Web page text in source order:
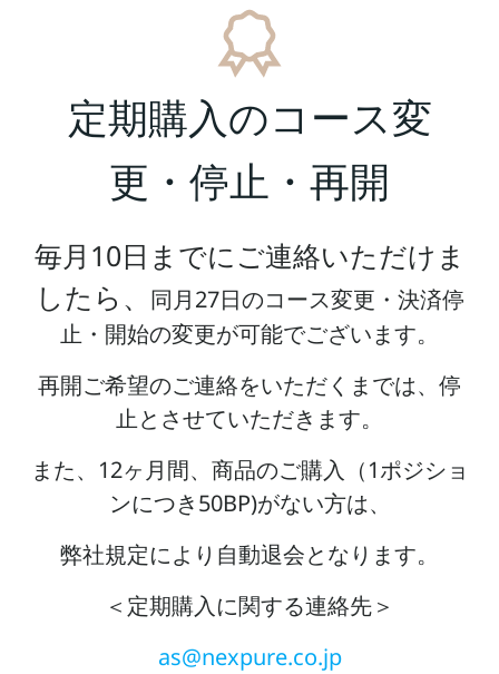
定期購入のコース変
更・停止・再開
毎月10日までにご連絡いただけま
したら、
同月27日のコース変更・決済停
止・開始の変更が可能でございます。
再開ご希望のご連絡をいただくまでは、停
止とさせていただきます。
また、12ヶ月間、商品のご購入（1ポジショ
ンにつき50BP)がない方は、
弊社規定により自動退会となります。
＜定期購入に関する連絡先＞
as@nexpure.co.jp